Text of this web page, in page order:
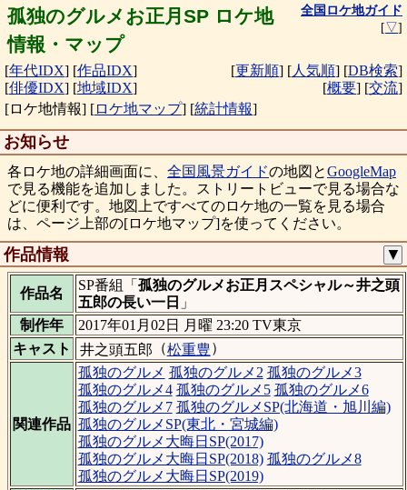
孤独のグルメお正月SP ロケ地
情報・マップ
全国ロケ地ガイド
[▽]
[年代IDX] [作品IDX]
[俳優IDX] [地域IDX]
[更新順] [人気順] [DB検索]
[概要] [交流]
[ロケ地情報] [ロケ地マップ] [統計情報]
お知らせ
各ロケ地の詳細画面に、 全国風景ガイドの地図とGoogleMap
で見る機能を追加しました。ストリートビューで見る場合な
どに便利です。地図上ですべてのロケ地の一覧を見る場合
は、ページ上部の[ロケ地マップ]を使ってください。
作品情報 ▼
作品名
SP番組「 孤独のグルメお正月スペシャル～井之頭
五郎の長い一日 」
制作年
2017年01月02日 月曜 23:20 TV東京
キャスト
井之頭五郎 （松重豊）
関連作品
孤独のグルメ 孤独のグルメ2 孤独のグルメ3
孤独のグルメ4 孤独のグルメ5 孤独のグルメ6
孤独のグルメ7 孤独のグルメSP(北海道・旭川編)
孤独のグルメSP(東北・宮城編)
孤独のグルメ大晦日SP(2017)
孤独のグルメ大晦日SP(2018) 孤独のグルメ8
孤独のグルメ大晦日SP(2019)